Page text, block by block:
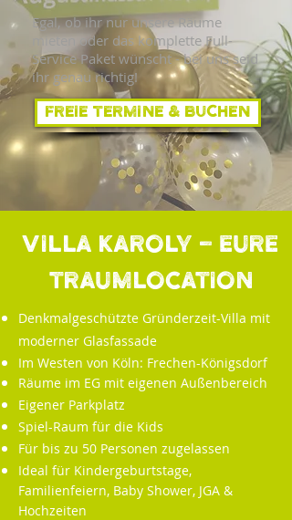
Egal, ob ihr nur unsere Räume
mieten oder das komplette Full-
Service Paket wünscht - bei uns seid
ihr genau richtig!
Freie Termine & BUCHEN
Villa Karoly - Eure
Traumlocation
Denkmalgeschützte Gründerzeit-Villa mit
moderner Glasfassade
Im Westen von Köln: Frechen-Königsdorf
Räume im EG mit eigenen Außenbereich
Eigener Parkplatz
Spiel-Raum für die Kids
Für bis zu 50 Personen zugelassen
Ideal für Kindergeburtstage,
Familienfeiern, Baby Shower, JGA &
Hochzeiten